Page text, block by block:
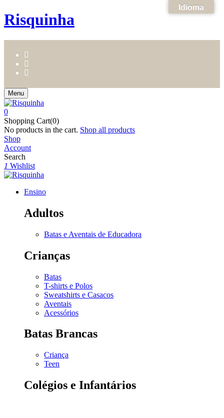
Risquinha
Menu
0
Shopping Cart(0)
No products in the cart. Shop all products
Shop
Account
Search
1 Wishlist
Ensino
Adultos
Batas e Aventais de Educadora
Crianças
Batas
T-shirts e Polos
Sweatshirts e Casacos
Aventais
Acessórios
Batas Brancas
Criança
Teen
Colégios e Infantários
Idioma